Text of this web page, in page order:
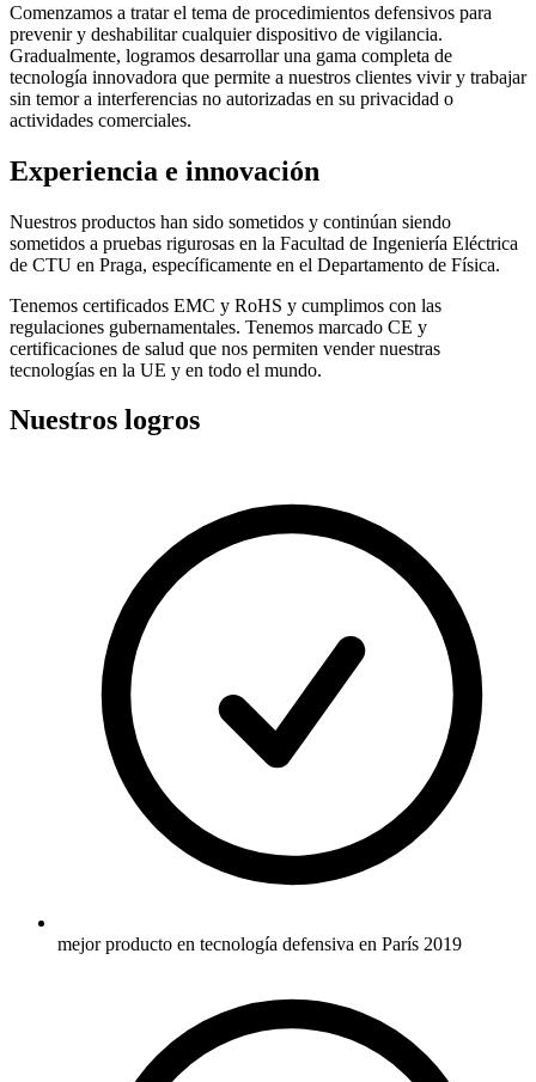
Comenzamos a tratar el tema de procedimientos defensivos para
prevenir y deshabilitar cualquier dispositivo de vigilancia.
Gradualmente, logramos desarrollar una gama completa de
tecnología innovadora que permite a nuestros clientes vivir y trabajar
sin temor a interferencias no autorizadas en su privacidad o
actividades comerciales.
Experiencia e innovación
Nuestros productos han sido sometidos y continúan siendo
sometidos a pruebas rigurosas en la Facultad de Ingeniería Eléctrica
de CTU en Praga, específicamente en el Departamento de Física.
Tenemos certificados EMC y RoHS y cumplimos con las
regulaciones gubernamentales. Tenemos marcado CE y
certificaciones de salud que nos permiten vender nuestras
tecnologías en la UE y en todo el mundo.
Nuestros logros
mejor producto en tecnología defensiva en París 2019